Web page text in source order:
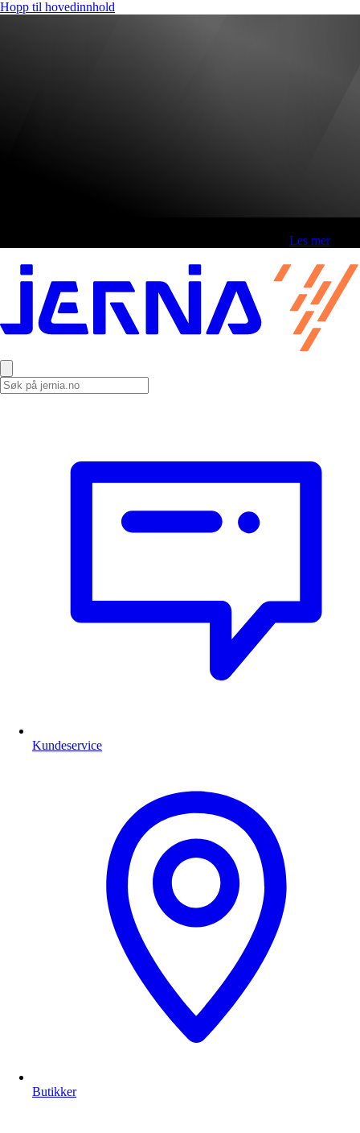
Hopp til hovedinnhold
Les mer
Kundeservice
Butikker